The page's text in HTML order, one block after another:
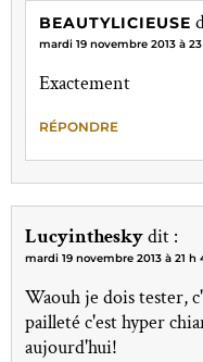
BEAUTYLICIEUSE
mardi 19 novembre 2013 à
Exactement
RÉPONDRE
Lucyintheskydit :
mardi 19 novembre 2013 à 21 h
Waouh je dois tester,
pailleté c'est hyper
aujourd'hui!